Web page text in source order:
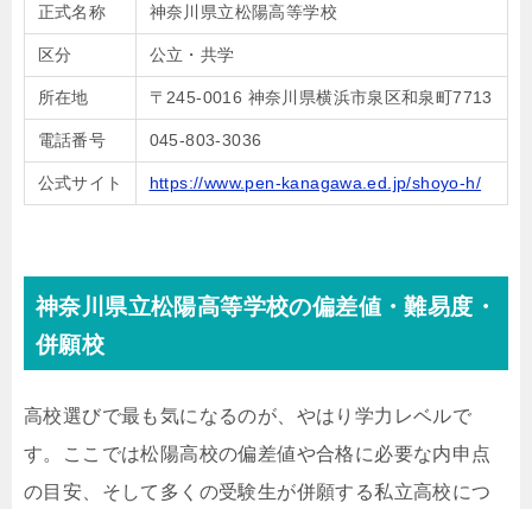
正式名称 神奈川県立松陽高等学校
区分 公立・共学
所在地 〒245-0016 神奈川県横浜市泉区和泉町7713
電話番号 045-803-3036
公式サイト https://www.pen-kanagawa.ed.jp/shoyo-h/
神奈川県立松陽高等学校の偏差値・難易度・
併願校
高校選びで最も気になるのが、やはり学力レベルで
す。ここでは松陽高校の偏差値や合格に必要な内申点
の目安、そして多くの受験生が併願する私立高校につ